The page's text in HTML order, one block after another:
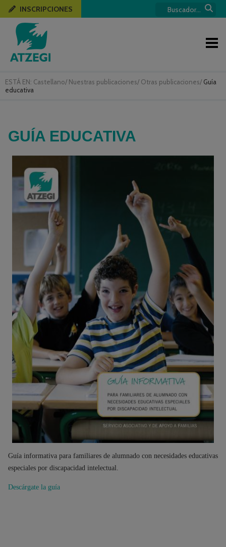
ESTÁ EN: Castellano/ Nuestras publicaciones/ Otras publicaciones/ Guía
educativa
INSCRIPCIONES
GUÍA EDUCATIVA
Guía informativa para familiares de alumnado con necesidades educativas
especiales por discapacidad intelectual.
Descárgate la guía